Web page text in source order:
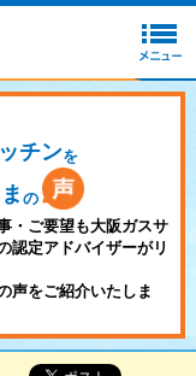
チンを
の
・ご要望も大阪ガスサ
認定アドバイザーがリ
声をご紹介いたしま